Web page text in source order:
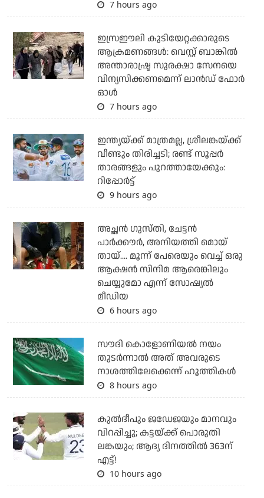
7 hours ago
ഇസ്രഈലി കുടിയേറ്റക്കാരുടെ
ആക്രമണങ്ങള്‍: വെസ്റ്റ് ബാങ്കില്‍
അന്താരാഷ്ട്ര സുരക്ഷാ സേനയെ
വിന്യസിക്കണമെന്ന് ലാന്‍ഡ് ഫോര്‍
ഓള്‍
7 hours ago
ഇന്ത്യയ്ക്ക് മാത്രമല്ല, ശ്രീലങ്കയ്ക്ക്
വീണ്ടും തിരിച്ചടി; രണ്ട് സൂപ്പര്‍
താരങ്ങളും പുറത്തായേക്കും:
റിപ്പോര്‍ട്ട്
9 hours ago
അച്ഛന്‍ ഗുസ്തി, ചേട്ടന്‍
പാര്‍ക്കൗര്‍, അനിയത്തി മൊയ്
തായ്.... മൂന്ന് പേരെയും വെച്ച് ഒരു
ആക്ഷന്‍ സിനിമ ആരെങ്കിലും
ചെയ്യുമോ എന്ന് സോഷ്യല്‍
മീഡിയ
6 hours ago
സൗദി കൊളോണിയല്‍ നയം
തുടര്‍ന്നാല്‍ അത് അവരുടെ
നാശത്തിലേക്കെന്ന് ഹൂത്തികള്‍
8 hours ago
കുല്‍ദീപും ജഡേജയും മാനവും
വിറപ്പിച്ചു; കട്ടയ്ക്ക് പൊരുതി
ലങ്കയും; ആദ്യ ദിനത്തില്‍ 363ന്
എട്ട്!
10 hours ago